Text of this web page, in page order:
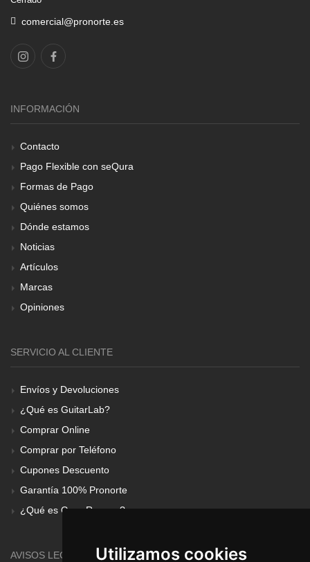
Utilizamos cookies
comercial@pronorte.es
INFORMACIÓN
Contacto
Pago Flexible con seQura
Formas de Pago
Quiénes somos
Dónde estamos
Noticias
Artículos
Marcas
Opiniones
SERVICIO AL CLIENTE
Envíos y Devoluciones
¿Qué es GuitarLab?
Comprar Online
Comprar por Teléfono
Cupones Descuento
Garantía 100% Pronorte
¿Qué es Gear Renove?
AVISOS LEGALES